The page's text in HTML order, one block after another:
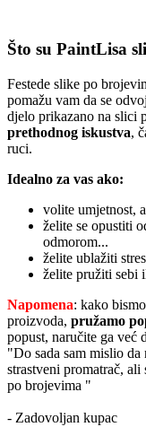
Što su PaintLisa
Festede slike po
pomažu vam da se
djelo prikazano na slici
prethodnog iskustva,
ruci.
Idealno za vas ako:
volite umjetnost,
želite se opustiti
odmorom...
želite ublažiti
želite pružiti sebi
Napomena: kako
proizvoda, pružamo
popust, naručite ga već
"Do sada sam mislio
strastveni promatrač,
po brojevima "
- Zadovoljan kupac